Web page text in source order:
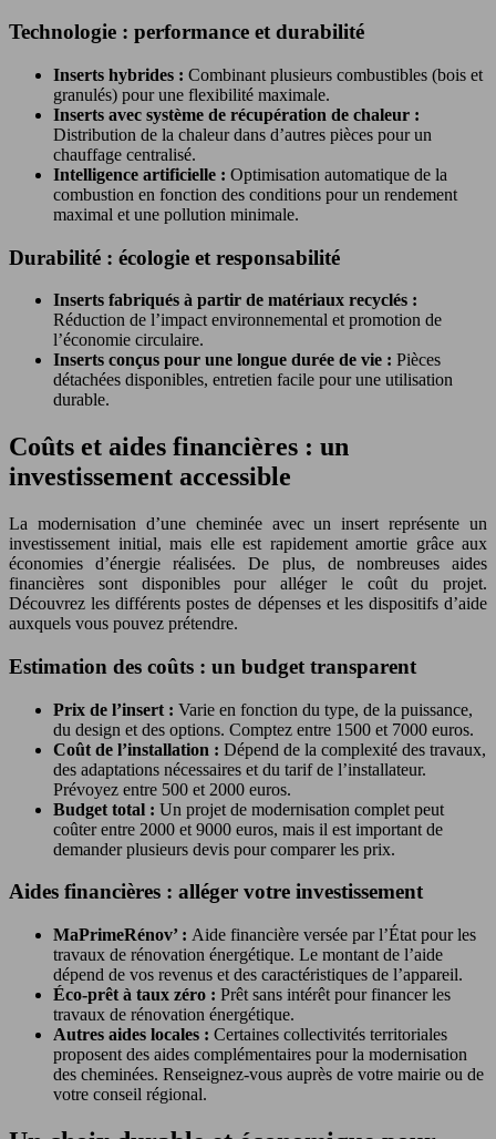
Technologie : performance et durabilité
Inserts hybrides : Combinant plusieurs combustibles (bois et
granulés) pour une flexibilité maximale.
Inserts avec système de récupération de chaleur :
Distribution de la chaleur dans d’autres pièces pour un
chauffage centralisé.
Intelligence artificielle : Optimisation automatique de la
combustion en fonction des conditions pour un rendement
maximal et une pollution minimale.
Durabilité : écologie et responsabilité
Inserts fabriqués à partir de matériaux recyclés :
Réduction de l’impact environnemental et promotion de
l’économie circulaire.
Inserts conçus pour une longue durée de vie : Pièces
détachées disponibles, entretien facile pour une utilisation
durable.
Coûts et aides financières : un
investissement accessible
La modernisation d’une cheminée avec un insert représente un
investissement initial, mais elle est rapidement amortie grâce aux
économies d’énergie réalisées. De plus, de nombreuses aides
financières sont disponibles pour alléger le coût du projet.
Découvrez les différents postes de dépenses et les dispositifs d’aide
auxquels vous pouvez prétendre.
Estimation des coûts : un budget transparent
Prix de l’insert : Varie en fonction du type, de la puissance,
du design et des options. Comptez entre 1500 et 7000 euros.
Coût de l’installation : Dépend de la complexité des travaux,
des adaptations nécessaires et du tarif de l’installateur.
Prévoyez entre 500 et 2000 euros.
Budget total : Un projet de modernisation complet peut
coûter entre 2000 et 9000 euros, mais il est important de
demander plusieurs devis pour comparer les prix.
Aides financières : alléger votre investissement
MaPrimeRénov’ : Aide financière versée par l’État pour les
travaux de rénovation énergétique. Le montant de l’aide
dépend de vos revenus et des caractéristiques de l’appareil.
Éco-prêt à taux zéro : Prêt sans intérêt pour financer les
travaux de rénovation énergétique.
Autres aides locales : Certaines collectivités territoriales
proposent des aides complémentaires pour la modernisation
des cheminées. Renseignez-vous auprès de votre mairie ou de
votre conseil régional.